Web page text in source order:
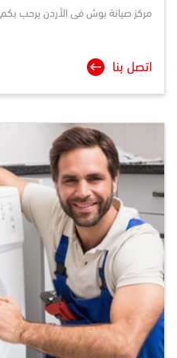
مركز صيانة بوش فى الأردن يرحب
اتصل بنا